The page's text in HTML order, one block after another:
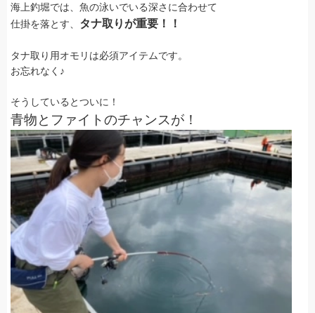
海上釣堀では、魚の泳いでいる深さに合わせて
仕掛を落とす、 タナ取りが重要！！
タナ取り用オモリは必須アイテムです。
お忘れなく♪
そうしているとついに！
青物とファイトのチャンスが！